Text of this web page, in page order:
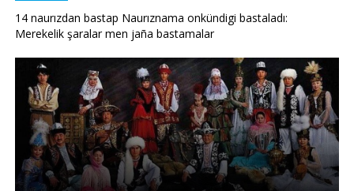
14 naurızdan bastap Naurıznama onkündigi bastaladı:
Merekelik şaralar men jaña bastamalar